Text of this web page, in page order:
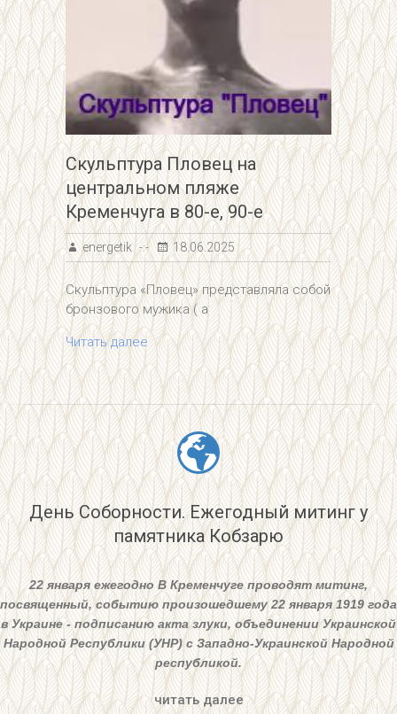
Скульптура Пловец на
центральном пляже
Кременчуга в 80-е, 90-е
energetik 18.06.2025
Скульптура «Пловец» представляла собой
бронзового мужика ( а
Читать далее
День Соборности. Ежегодный митинг у
памятника Кобзарю
22 января ежегодно В Кременчуге проводят митинг,
посвященный, событию произошедшему 22 января 1919 года
в Украине - подписанию акта злуки, объединении Украинской
Народной Республики (УНР) с Западно-Украинской Народной
республикой.
читать далее